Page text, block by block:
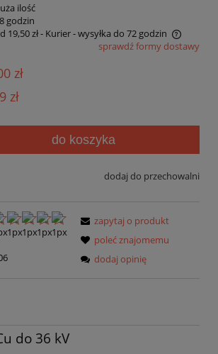
ilość
godzin
19,50 zł- Kurier - wysyłka do 72 godzin
ewentualnych kosztów płatnościsprawdź formy dostawy
zł
zł
do koszyka
dodaj do przechowalni
zapytaj o produkt
poleć znajomemu
dodaj opinię
do 36 kV